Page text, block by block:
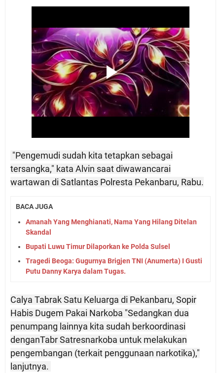
"Pengemudi sudah kita tetapkan sebagai
tersangka," kata Alvin saat diwawancarai
wartawan di Satlantas Polresta Pekanbaru, Rabu.
BACA JUGA
Amanah Yang Menghianati, Nama Yang Hilang Ditelan
Skandal
Bupati Luwu Timur Dilaporkan ke Polda Sulsel
Tragedi Beoga: Gugurnya Brigjen TNI (Anumerta) I Gusti
Putu Danny Karya dalam Tugas.
Calya Tabrak Satu Keluarga di Pekanbaru, Sopir
Habis Dugem Pakai Narkoba "Sedangkan dua
penumpang lainnya kita sudah berkoordinasi
denganTabr Satresnarkoba untuk melakukan
pengembangan (terkait penggunaan narkotika),"
lanjutnya.